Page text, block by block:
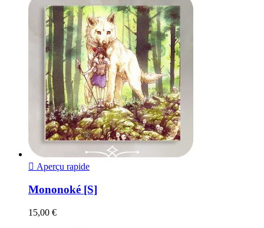
 Aperçu rapide
Mononoké [S]
15,00 €